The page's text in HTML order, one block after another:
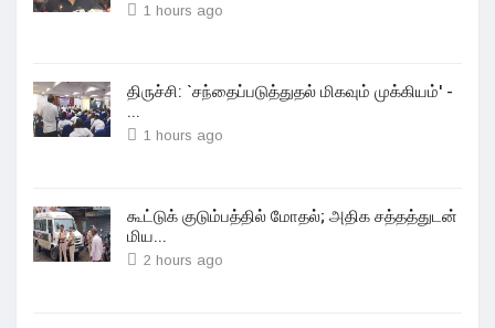
1 hours ago
திருச்சி: `சந்தைப்படுத்துதல் மிகவும் முக்கியம்' -
...
1 hours ago
கூட்டுக் குடும்பத்தில் மோதல்; அதிக சத்தத்துடன்
மிய...
2 hours ago